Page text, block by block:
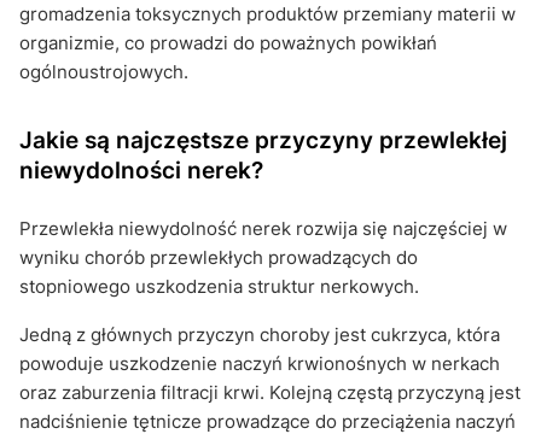
gromadzenia toksycznych produktów przemiany materii w
organizmie, co prowadzi do poważnych powikłań
ogólnoustrojowych.
Jakie są najczęstsze przyczyny przewlekłej
niewydolności nerek?
Przewlekła niewydolność nerek rozwija się najczęściej w
wyniku chorób przewlekłych prowadzących do
stopniowego uszkodzenia struktur nerkowych.
Jedną z głównych przyczyn choroby jest cukrzyca, która
powoduje uszkodzenie naczyń krwionośnych w nerkach
oraz zaburzenia filtracji krwi. Kolejną częstą przyczyną jest
nadciśnienie tętnicze prowadzące do przeciążenia naczyń